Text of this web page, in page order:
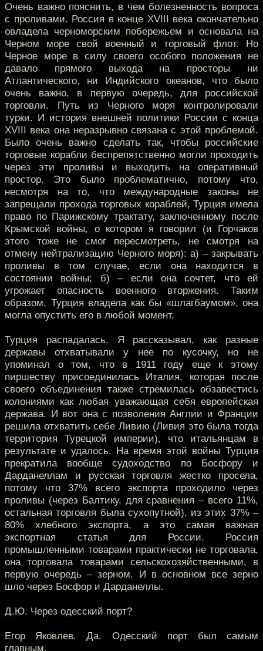
Очень важно пояснить, в чем болезненность вопроса
с проливами. Россия в конце XVIII века окончательно
овладела черноморским побережьем и основала на
Черном море свой военный и торговый флот. Но
Черное море в силу своего особого положения не
давало прямого выхода на просторы ни
Атлантического, ни Индийского океанов, что было
очень важно, в первую очередь, для российской
торговли. Путь из Черного моря контролировали
турки. И история внешней политики России с конца
XVIII века она неразрывно связана с этой проблемой.
Было очень важно сделать так, чтобы российские
торговые корабли беспрепятственно могли проходить
через эти проливы и выходить на оперативный
простор. Это было проблематично, потому что,
несмотря на то, что международные законы не
запрещали прохода торговых кораблей, Турция имела
право по Парижскому трактату, заключенному после
Крымской войны, о котором я говорил (и Горчаков
этого тоже не смог пересмотреть, не смотря на
отмену нейтрализацию Черного моря): а) – закрывать
проливы в том случае, если она находится в
состоянии войны; б) – если она сочтет, что ей
угрожает опасность военного вторжения. Таким
образом, Турция владела как бы «шлагбаумом», она
могла опустить его в любой момент.
Турция распадалась. Я рассказывал, как разные
державы отхватывали у нее по кусочку, но не
упоминал о том, что в 1911 году еще к этому
пиршеству присоединилась Италия, которая после
своего объединения также стремилась обзавестись
колониями как любая уважающая себя европейская
держава. И вот она с позволения Англии и Франции
решила отхватить себе Ливию (Ливия это была тогда
территория Турецкой империи), что итальянцам в
результате и удалось. На время этой войны Турция
прекратила вообще судоходство по Босфору и
Дарданеллам и русская торговля жестко просела,
потому что 37% всего экспорта проходило через
проливы (через Балтику, для сравнения – всего 11%,
остальная торговля была сухопутной), из этих 37% –
80% хлебного экспорта, а это самая важная
экспортная статья для России. Россия
промышленными товарами практически не торговала,
она торговала товарами сельскохозяйственными, в
первую очередь – зерном. И в основном все зерно
шло через Босфор и Дарданеллы.
Д.Ю. Через одесский порт?
Егор Яковлев. Да. Одесский порт был самым
главным.